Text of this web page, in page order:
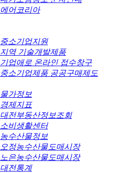
에어코리아
중소기업지원
지역 기술개발제품
기업애로 온라인 접수창구
중소기업제품 공공구매제도
물가정보
경제지표
대전부동산정보조회
소비생활센터
농수산물정보
오정농수산물도매시장
노은농수산물도매시장
대전통계